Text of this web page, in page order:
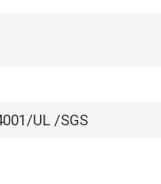
UL /SGS